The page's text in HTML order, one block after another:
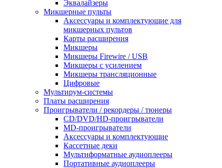
Эквалайзеры
Микшерные пульты
Аксессуары и комплектующие для
микшерных пультов
Карты расширения
Микшеры
Микшеры Firewire / USB
Микшеры с усилением
Микшеры трансляционные
Цифровые
Мультирум-системы
Платы расширения
Проигрыватели / рекордеры / тюнеры
CD/DVD/HD-проигрыватели
MD-проигрыватели
Аксессуары и комплектующие
Кассетные деки
Мультиформатные аудиоплееры
Портативные аудиоплееры